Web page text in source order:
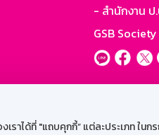
ได้ที่ "แถบคุกกี้” แต่ละประเภท ในก
- สำนักงาน ป
GSB Society